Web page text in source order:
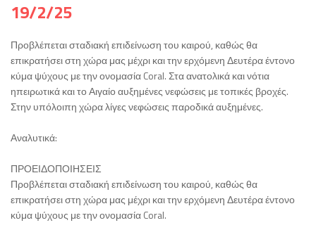
19/2/25
Προβλέπεται σταδιακή επιδείνωση του καιρού, καθώς θα
επικρατήσει στη χώρα μας μέχρι και την ερχόμενη Δευτέρα έντονο
κύμα ψύχους με την ονομασία Coral. Στα ανατολικά και νότια
ηπειρωτικά και το Αιγαίο αυξημένες νεφώσεις με τοπικές βροχές.
Στην υπόλοιπη χώρα λίγες νεφώσεις παροδικά αυξημένες.
Αναλυτικά:
ΠΡΟΕΙΔΟΠΟΙΗΣΕΙΣ
Προβλέπεται σταδιακή επιδείνωση του καιρού, καθώς θα
επικρατήσει στη χώρα μας μέχρι και την ερχόμενη Δευτέρα έντονο
κύμα ψύχους με την ονομασία Coral.